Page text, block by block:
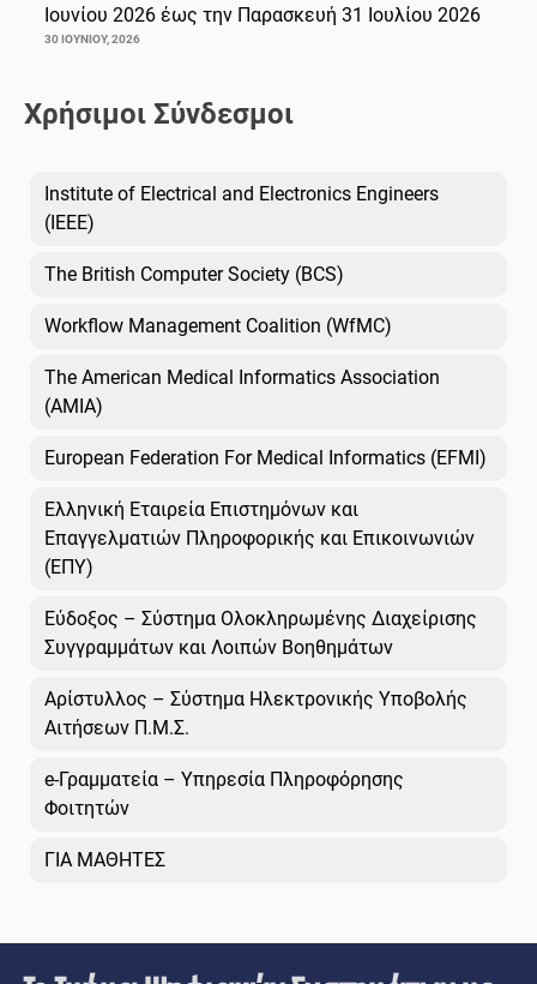
Ιουνίου 2026 έως την Παρασκευή 31 Ιουλίου 2026
30 ΙΟΥΝΊΟΥ, 2026
Χρήσιμοι Σύνδεσμοι
Institute of Electrical and Electronics Engineers
(IEEE)
The British Computer Society (BCS)
Workflow Management Coalition (WfMC)
The American Medical Informatics Association
(AMIA)
European Federation For Medical Informatics (EFMI)
Ελληνική Εταιρεία Επιστημόνων και
Επαγγελματιών Πληροφορικής και Επικοινωνιών
(ΕΠΥ)
Εύδοξος – Σύστημα Ολοκληρωμένης Διαχείρισης
Συγγραμμάτων και Λοιπών Βοηθημάτων
Αρίστυλλος – Σύστημα Ηλεκτρονικής Υποβολής
Αιτήσεων Π.Μ.Σ.
e-Γραμματεία – Υπηρεσία Πληροφόρησης
Φοιτητών
ΓΙΑ ΜΑΘΗΤΕΣ